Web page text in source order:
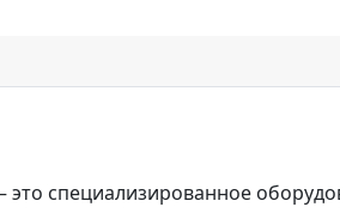
это специализированное